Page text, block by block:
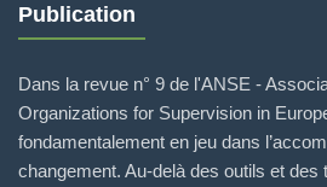
Publication
Dans la revue n° 9 de l'ANSE -
Organizations for Supervision in
fondamentalement en jeu dans
changement. Au-delà des outils et des